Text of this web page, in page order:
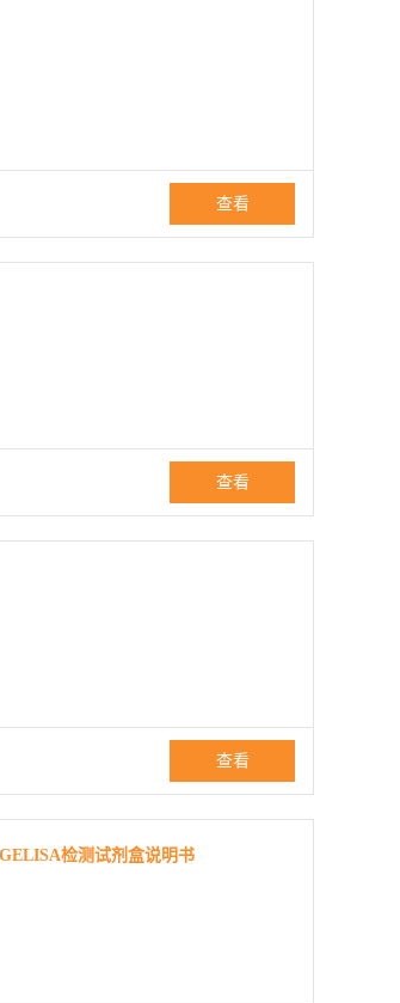
查看
查看
查看
检测试剂盒说明书